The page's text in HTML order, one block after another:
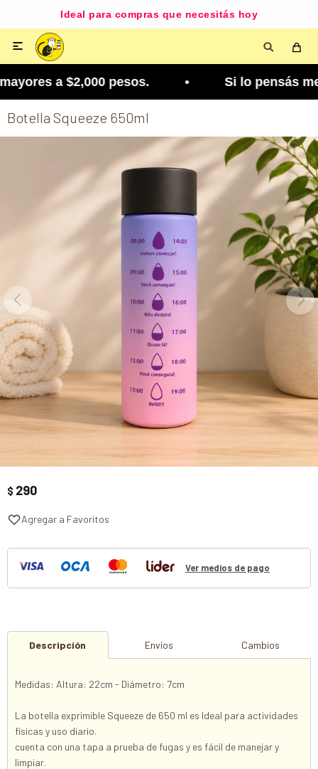
Ideal para compras que necesitás hoy

a $2,000 pesos. • Si lo pensás mejor,
Botella Squeeze 650ml
$ 290
Ver medios de pago
Descripción Envíos Cambios
Medidas: Altura: 22cm - Diámetro: 7cm
La botella exprimible Squeeze de 650 ml es Ideal para actividades
físicas y uso diario.
cuenta con una tapa a prueba de fugas y es fácil de manejar y
limpiar.